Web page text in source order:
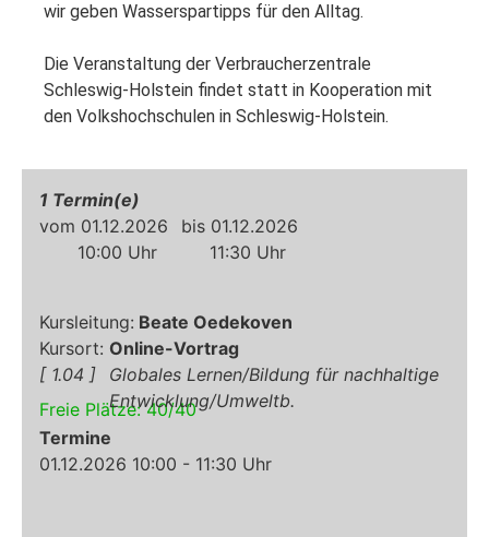
wir geben Wasserspartipps für den Alltag.
Die Veranstaltung der Verbraucherzentrale
Schleswig-Holstein findet statt in Kooperation mit
den Volkshochschulen in Schleswig-Holstein.
1.04
Globales Lernen/Bildung für nachhaltige
Entwicklung/Umweltb.
Termine
01.12.2026 10:00 - 11:30 Uhr
Beate Oedekoven
01.12.2026
01.12.2026
10:00
11:30
1
Online-Vortrag
Freie Plätze:40/40